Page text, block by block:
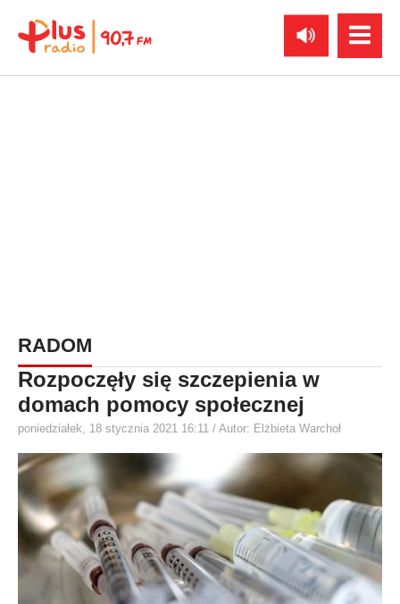
RADOM
Rozpoczęły się szczepienia w
domach pomocy społecznej
poniedziałek, 18 stycznia 2021 16:11 / Autor: Elżbieta Warchoł